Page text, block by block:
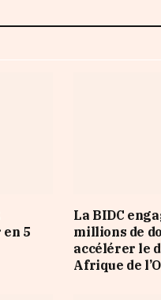
5
La BIDC
millions de
accélérer le
Afrique de